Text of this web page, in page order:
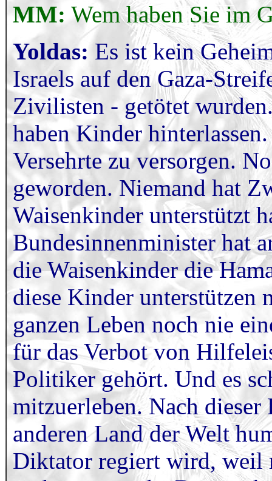
MM: Wem haben Sie im
Yoldas: Es ist kein
Israels auf den Gaza-
Zivilisten - getötet
haben Kinder
Versehrte zu versorgen.
geworden. Niemand hat
Waisenkinder unterstützt
Bundesinnenminister hat
die Waisenkinder die
diese Kinder unterstützen
ganzen Leben noch nie
für das Verbot von
Politiker gehört. Und es
mitzuerleben. Nach
anderen Land der Welt
Diktator regiert wird, weil